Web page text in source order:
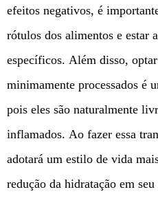
efeitos negativos, é
rótulos dos alimentos e estar
específicos. Além disso,
minimamente processados ​​é
pois eles são naturalmente
inflamados. Ao fazer essa
adotará um estilo de vida
redução da hidratação em